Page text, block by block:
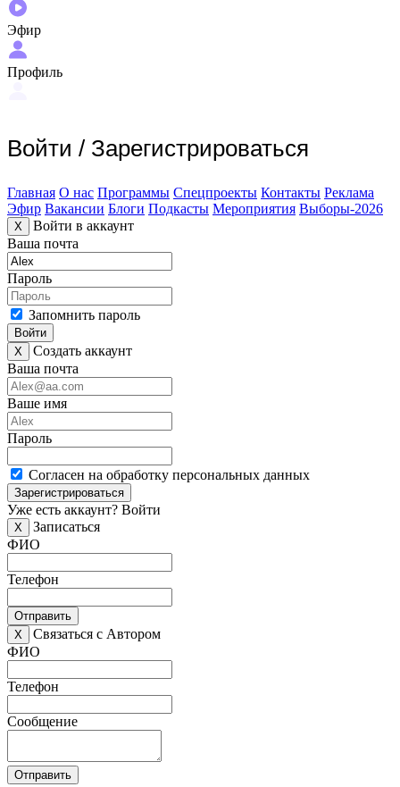
Эфир
Профиль
Войти / Зарегистрироваться
Главная О нас Программы Спецпроекты Контакты Реклама
Эфир Вакансии Блоги Подкасты Мероприятия Выборы-2026
X
Войти в аккаунт
Ваша почта
Пароль
Запомнить пароль
Войти
X
Создать аккаунт
Ваша почта
Ваше имя
Пароль
Согласен на обработку персональных данных
Зарегистрироваться
Уже есть аккаунт? Войти
X
Записаться
ФИО
Телефон
Отправить
X
Связаться с Автором
ФИО
Телефон
Сообщение
Отправить